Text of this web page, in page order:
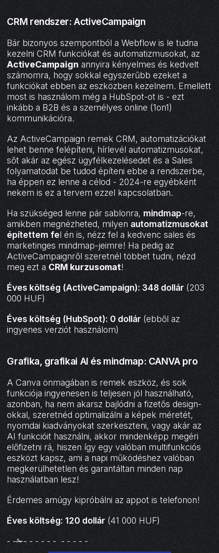
CRM rendszer: ActiveCampaign
Bár bizonyos szempontból a Webflow is le tudna
kezelni CRM funkciókat és automatizmusokat, az
ActiveCampaign annyira kényelmes és kedvelt
számomra, hogy sokkal egyszerűbb ezeket a
funkciókat ebben az eszközben kezelnem. Emellett
most is használom még a HubSpot-ot is - ezt
inkább a B2B és a személyes online (1on1)
kommunikációra.
Az ActiveCampaign remek CRM, automatizációkat
lehet benne felépíteni, hírlevél automatizmusokat,
sőt akár az egész ügyfélkezelésedet és a Sales
folyamatodat be tudod építeni ebbe a rendszerbe,
ha éppen ez lenne a célod - 2024-re egyébként
nekem is ez a tervem ezzel kapcsolatban.
Ha szükséged lenne pár sablonra, mindmap-re,
amikben megnézheted, milyen automatizmusokat
építettem fel én is, nézz fel a kedvenc sales és
marketinges mindmap-jeimre! Ha pedig az
ActiveCampaignről szeretnél többet tudni, nézd
meg ezt a CRM kurzusomat!
Éves költség (ActiveCampaign): 348 dollár (203
000 HUF)
Éves költség (HubSpot): 0 dollár (ebből az
ingyenes verziót használom)
Grafika, grafikai AI és mindmap: CANVA pro
A Canva önmagában is remek eszköz, és sok
funkciója ingyenesen is teljesen jól használható,
azonban, ha nem akarsz bajlódni a fizetős design-
okkal, szeretnéd optimalizálni a képek méretét,
nyomdai kiadványokat szerkeszteni, vagy akár az
AI funkcióit használni, akkor mindenképp megéri
előfizetni rá, hiszen így egy valóban multifunkciós
eszközt kapsz, ami a napi működéshez valóban
megkerülhetetlen és garantáltan minden nap
használatban lesz!
Érdemes amúgy kipróbálni az appot is telefonon!
Éves költség: 120 dollár (41 000 HUF)
- -✁- - - - - - - - - - -